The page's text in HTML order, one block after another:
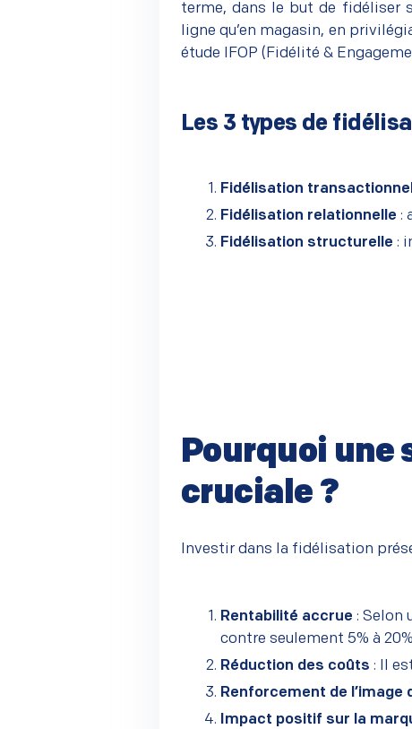
terme, dans le but de fidéliser
ligne qu’en magasin, en
étude IFOP ( Fidélité &
Les 3 types de
Fidélisation
Fidélisation relationnelle :
Fidélisation structurelle :
Pourquoi
cruciale ?
Investir dans la fidélisation
Rentabilité accrue : Selon
contre seulement 5% à
Réduction des coûts : Il
Renforcement de l’image
Impact positif sur la